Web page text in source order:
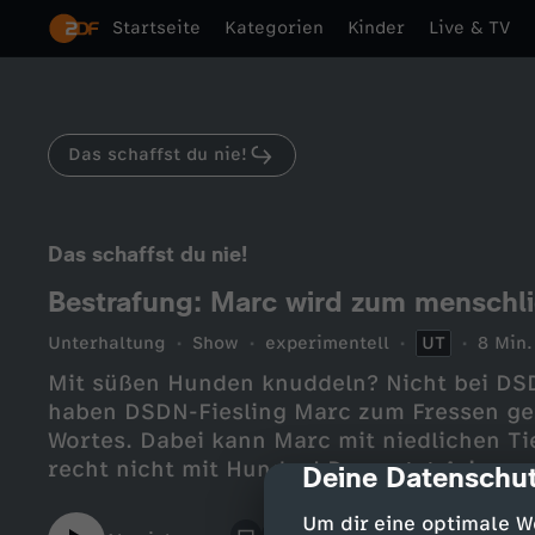
cmp-dialog-
Deine
Um dir eine optimale
Startseite Kategorien Kinder Live & TV
Das schaffst du nie!
Das schaffst du nie!
Bestrafung: Marc wird zum
Unterhaltung Show experimentell UT 8 Min.
Mit süßen Hunden knuddeln? Nicht bei
haben DSDN-Fiesling Marc zum Fressen
Wortes. Dabei kann Marc mit niedlichen
recht nicht mit Hunden! Das nutzt Ari aus,